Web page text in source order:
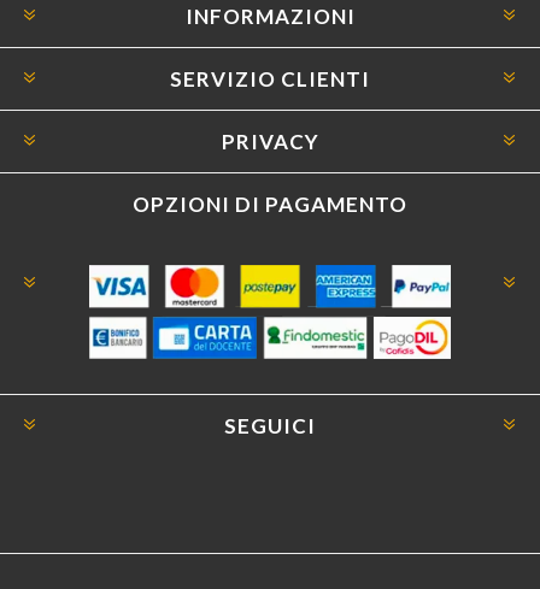
INFORMAZIONI
SERVIZIO CLIENTI
PRIVACY
OPZIONI DI PAGAMENTO
SEGUICI